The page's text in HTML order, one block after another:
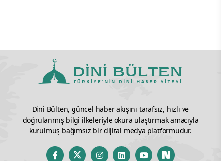
Dini Bülten, güncel haber akışını tarafsız, hızlı ve
doğrulanmış bilgi ilkeleriyle okura ulaştırmak amacıyla
kurulmuş bağımsız bir dijital medya platformudur.